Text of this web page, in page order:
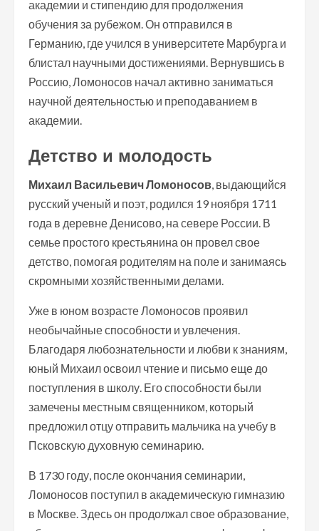
академии и стипендию для продолжения
обучения за рубежом. Он отправился в
Германию, где учился в университете Марбурга и
блистал научными достижениями. Вернувшись в
Россию, Ломоносов начал активно заниматься
научной деятельностью и преподаванием в
академии.
Детство и молодость
Михаил Васильевич Ломоносов, выдающийся
русский ученый и поэт, родился 19 ноября 1711
года в деревне Денисово, на севере России. В
семье простого крестьянина он провел свое
детство, помогая родителям на поле и занимаясь
скромными хозяйственными делами.
Уже в юном возрасте Ломоносов проявил
необычайные способности и увлечения.
Благодаря любознательности и любви к знаниям,
юный Михаил освоил чтение и письмо еще до
поступления в школу. Его способности были
замечены местным священником, который
предложил отцу отправить мальчика на учебу в
Псковскую духовную семинарию.
В 1730 году, после окончания семинарии,
Ломоносов поступил в академическую гимназию
в Москве. Здесь он продолжал свое образование,